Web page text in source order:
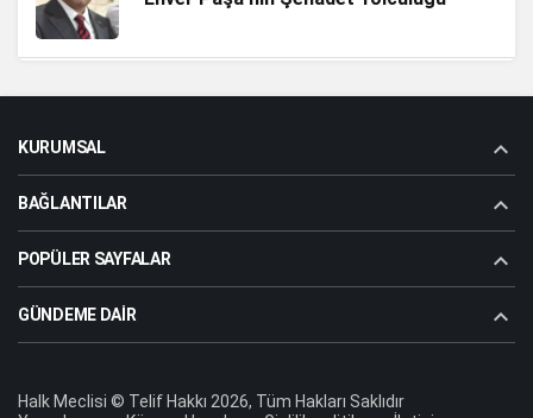
3 ay önce
"Gazi Erdal Özdemir’in gözlerine
bakacak cesaret lazım"
KURUMSAL
BAĞLANTILAR
POPÜLER SAYFALAR
GÜNDEME DAIR
Halk Meclisi © Telif Hakkı 2026, Tüm Hakları Saklıdır